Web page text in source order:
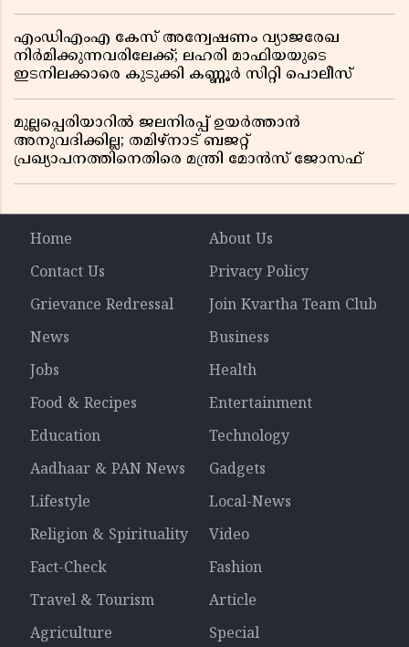
എംഡിഎംഎ കേസ് അന്വേഷണം വ്യാജരേഖ
നിർമിക്കുന്നവരിലേക്ക്; ലഹരി മാഫിയയുടെ
ഇടനിലക്കാരെ കുടുക്കി കണ്ണൂർ സിറ്റി പൊലീസ്
മുല്ലപ്പെരിയാറിൽ ജലനിരപ്പ് ഉയർത്താൻ
അനുവദിക്കില്ല; തമിഴ്നാട് ബജറ്റ്
പ്രഖ്യാപനത്തിനെതിരെ മന്ത്രി മോൻസ് ജോസഫ്
Home
About Us
Contact Us
Privacy Policy
Grievance Redressal
Join Kvartha Team Club
News
Business
Jobs
Health
Food & Recipes
Entertainment
Education
Technology
Aadhaar & PAN News
Gadgets
Lifestyle
Local-News
Religion & Spirituality
Video
Fact-Check
Fashion
Travel & Tourism
Article
Agriculture
Special